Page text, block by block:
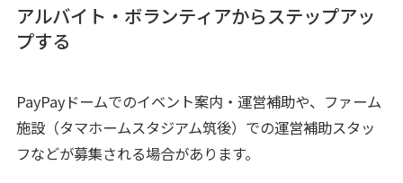
アルバイト・ボランティアからステップアッ
プする
PayPayドームでのイベント案内・運営補助や、ファーム
施設（タマホームスタジアム筑後）での運営補助スタッ
フなどが募集される場合があります。